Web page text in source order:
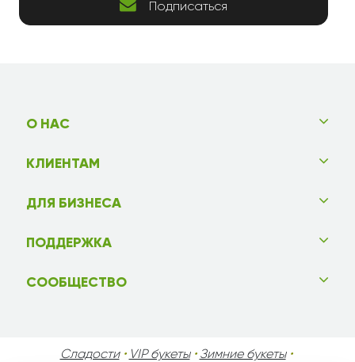
Подписаться
О НАС
КЛИЕНТАМ
ДЛЯ БИЗНЕСА
ПОДДЕРЖКА
СООБЩЕСТВО
Сладости• VIP букеты• Зимние букеты•